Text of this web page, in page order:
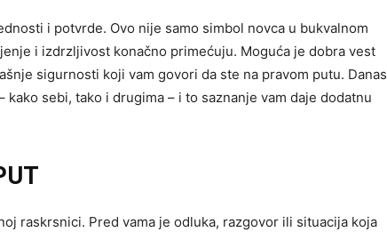
i potvrde. Ovo nije samo simbol novca u bukvalnom
i izdrzljivost konačno primećuju. Moguća je dobra vest
sigurnosti koji vam govori da ste na pravom putu. Danas
sebi, tako i drugima – i to saznanje vam daje dodatnu
raskrsnici. Pred vama je odluka, razgovor ili situacija koja